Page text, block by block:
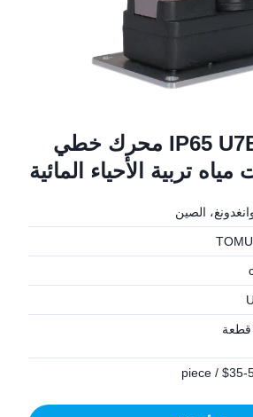
مضاد للصدأ IP65 U7B محرك خطي
تربية الأحياء المائية
الصين
$35-50 /